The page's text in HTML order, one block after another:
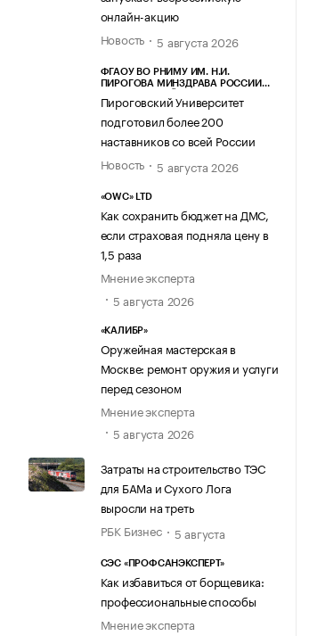
онлайн-акцию
Новость
5 августа 2026
ФГАОУ ВО РНИМУ ИМ. Н.И.
ПИРОГОВА МИНЗДРАВА РОССИИ
Пироговский Университет
подготовил более 200
наставников со всей России
Новость
5 августа 2026
«OWC» LTD
Как сохранить бюджет на ДМС,
если страховая подняла цену в
1,5 раза
Мнение эксперта
5 августа 2026
«КАЛИБР»
Оружейная мастерская в
Москве: ремонт оружия и услуги
перед сезоном
Мнение эксперта
5 августа 2026
Затраты на строительство ТЭС
для БАМа и Сухого Лога
выросли на треть
РБК Бизнес
5 августа
СЭС «ПРОФСАНЭКСПЕРТ»
Как избавиться от борщевика:
профессиональные способы
Мнение эксперта